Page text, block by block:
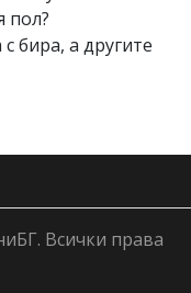
пол?
бира, а другите
Всички права